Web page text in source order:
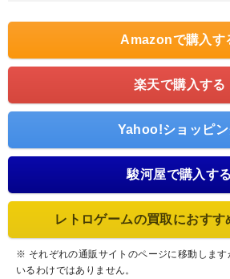
Amazonで購入す
楽天で購入する
Yahoo!ショッピ
駿河屋で購入する
レトロゲームの買取におすす
※ それぞれの通販サイトのページに移動します
いるわけではありません。